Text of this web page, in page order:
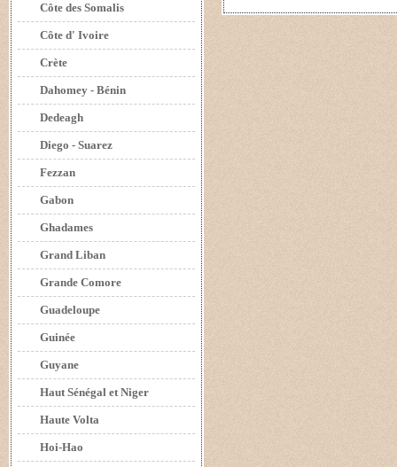
Côte des Somalis
Côte d' Ivoire
Crète
Dahomey - Bénin
Dedeagh
Diego - Suarez
Fezzan
Gabon
Ghadames
Grand Liban
Grande Comore
Guadeloupe
Guinée
Guyane
Haut Sénégal et Niger
Haute Volta
Hoi-Hao